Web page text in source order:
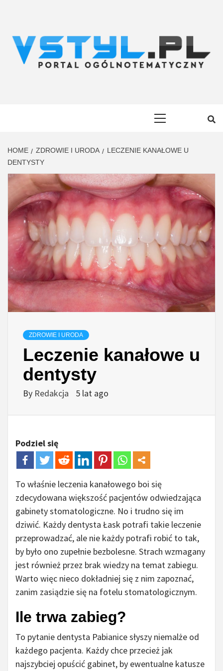
HOME ZDROWIE I URODA
LECZENIE KANAŁOWE U
DENTYSTY
ZDROWIE I URODA
Leczenie kanałowe u
dentysty
By Redakcja 5 lat ago
Podziel się
To właśnie leczenia kanałowego boi się
zdecydowana większość pacjentów odwiedzająca
gabinety stomatologiczne. No i trudno się im
dziwić. Każdy dentysta Łask potrafi takie leczenie
przeprowadzać, ale nie każdy potrafi robić to tak,
by było ono zupełnie bezbolesne. Strach wzmagany
jest również przez brak wiedzy na temat zabiegu.
Warto więc nieco dokładniej się z nim zapoznać,
zanim zasiądzie się na fotelu stomatologicznym.
Ile trwa zabieg?
To pytanie dentysta Pabianice słyszy niemalże od
każdego pacjenta. Każdy chce przecież jak
najszybciej opuścić gabinet, by ewentualne katusze